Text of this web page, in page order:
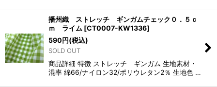
播州織 ストレッチ ギンガムチェック０．５ｃ
ｍ ライム [CT0007-KW1336]
590円(税込)
SOLD OUT
商品詳細 特徴 ストレッチ ギンガム 生地素材・
混率 綿66/ナイロン32/ポリウレタン2％ 生地色 …